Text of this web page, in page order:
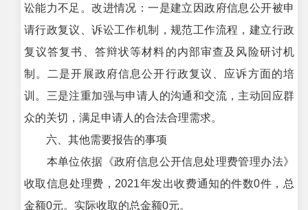
讼能力不足。改进情况：一是建立因政府信息公开被申
请行政复议、诉讼工作机制，规范工作流程，建立行政
复议答复书、答辩状等材料的内部审查及风险研讨机
制。二是开展政府信息公开行政复议、应诉方面的培
训。三是注重加强与申请人的沟通和交流，主动回应群
众的关切，满足申请人的合法合理需求。
六、其他需要报告的事项
本单位依据《政府信息公开信息处理费管理办法》
收取信息处理费，2021年发出收费通知的件数0件，总
金额0元。实际收取的总金额0元。